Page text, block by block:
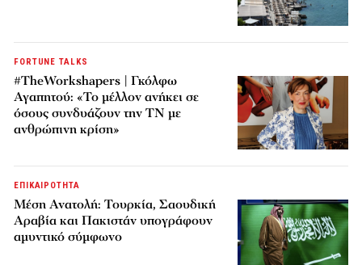
FORTUNE TALKS
#TheWorkshapers | Γκόλφω
Αγαπητού: «Το μέλλον ανήκει σε
όσους συνδυάζουν την ΤΝ με
ανθρώπινη κρίση»
ΕΠΙΚΑΙΡΟΤΗΤΑ
Μέση Ανατολή: Τουρκία, Σαουδική
Αραβία και Πακιστάν υπογράφουν
αμυντικό σύμφωνο